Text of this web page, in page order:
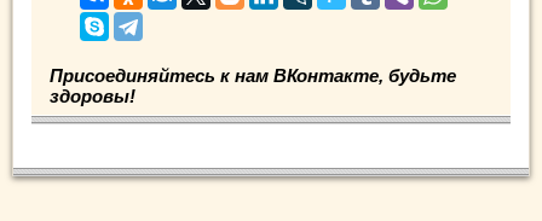
Присоединяйтесь к нам ВКонтакте, будьте
здоровы!